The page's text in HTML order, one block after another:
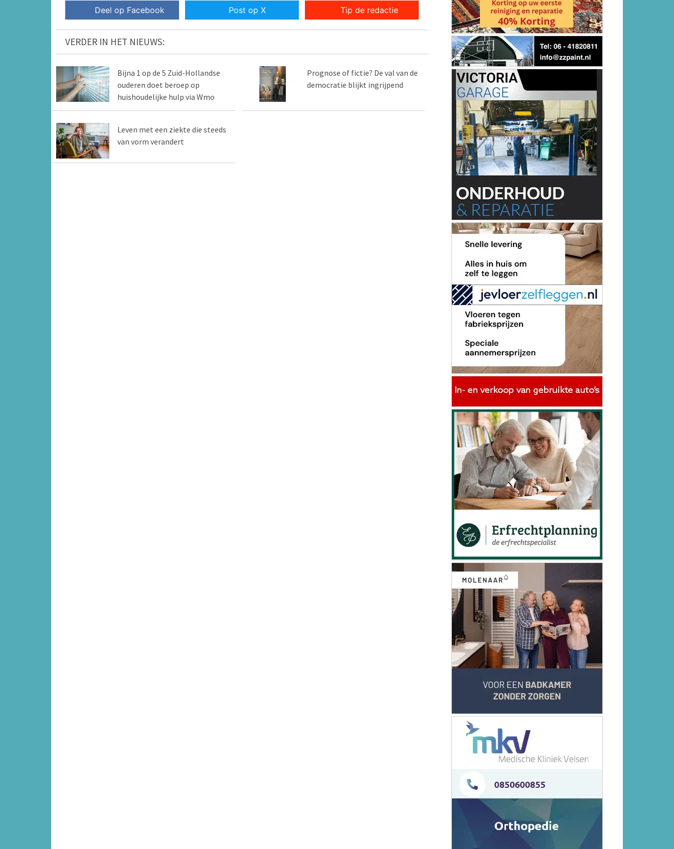
Deel op Facebook Post op X Tip de redactie
VERDER IN HET NIEUWS:
Bijna 1 op de 5 Zuid-Hollandse
ouderen doet beroep op
huishoudelijke hulp via Wmo
Prognose of fictie? De val van de
democratie blijkt ingrijpend
Leven met een ziekte die steeds
van vorm verandert